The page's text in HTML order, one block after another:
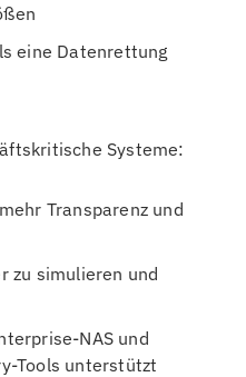
eine Datenrettung
Systeme:
Transparenz und
zu simulieren und
NAS und
Tools unterstützt